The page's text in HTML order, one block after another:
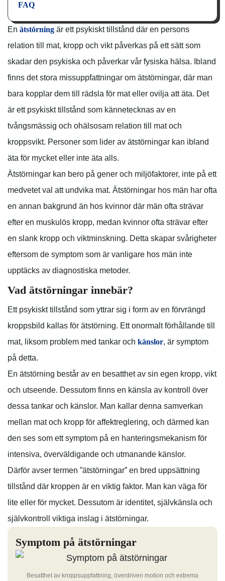
FAQ
En ätstörning är ett psykiskt tillstånd där en persons
relation till mat, kropp och vikt påverkas på ett sätt som
skadar den psykiska och påverkar vår fysiska hälsa. Ibland
finns det stora missuppfattningar om ätstörningar, där man
bara kopplar dem till rädsla för mat eller ovilja att äta. Det
är ett psykiskt tillstånd som kännetecknas av en
tvångsmässig och ohälsosam relation till mat och
kroppsvikt. Personer som lider av ätstörningar kan ibland
äta för mycket eller inte äta alls.
Ätstörningar kan bero på gener och miljöfaktorer, inte på ett
medvetet val att undvika mat. Ätstörningar hos män har ofta
en annan bakgrund än hos kvinnor där män ofta strävar
efter en muskulös kropp, medan kvinnor ofta strävar efter
en slank kropp och viktminskning. Detta skapar svårigheter
eftersom de symptom som är vanligare hos män inte
upptäcks av diagnostiska metoder.
Vad ätstörningar innebär?
Ett psykiskt tillstånd som yttrar sig i form av en förvrängd
kroppsbild kallas för ätstörning. Ett onormalt förhållande till
mat, liksom problem med tankar och känslor, är symptom
på detta.
En ätstörning består av en besatthet av sin egen kropp, vikt
och utseende. Dessutom finns en känsla av kontroll över
dessa tankar och känslor. Man kallar denna samverkan
mellan mat och kropp för affektreglering, och därmed kan
den ses som ett symptom på en hanteringsmekanism för
intensiva, överväldigande och utmanande känslor.
Därför avser termen ”ätstörningar” en bred uppsättning
tillstånd där kroppen är en viktig faktor. Man kan väga för
lite eller för mycket. Dessutom är identitet, självkänsla och
självkontroll viktiga inslag i ätstörningar.
Symptom på ätstörningar
Besatthet av kroppsuppfattning, överdriven motion och extrema